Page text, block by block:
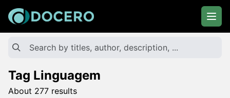
Tag Linguagem
About 277 results